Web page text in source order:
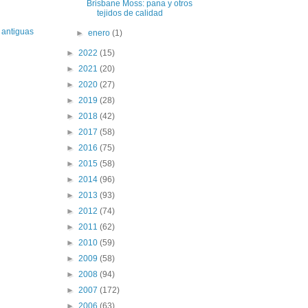
antiguas
Brisbane Moss: pana y otros
tejidos de calidad
►enero(1)
► 2022 (15)
► 2021 (20)
► 2020 (27)
► 2019 (28)
► 2018 (42)
► 2017 (58)
► 2016 (75)
► 2015 (58)
► 2014 (96)
► 2013 (93)
► 2012 (74)
► 2011 (62)
► 2010 (59)
► 2009 (58)
► 2008 (94)
► 2007 (172)
► 2006 (63)